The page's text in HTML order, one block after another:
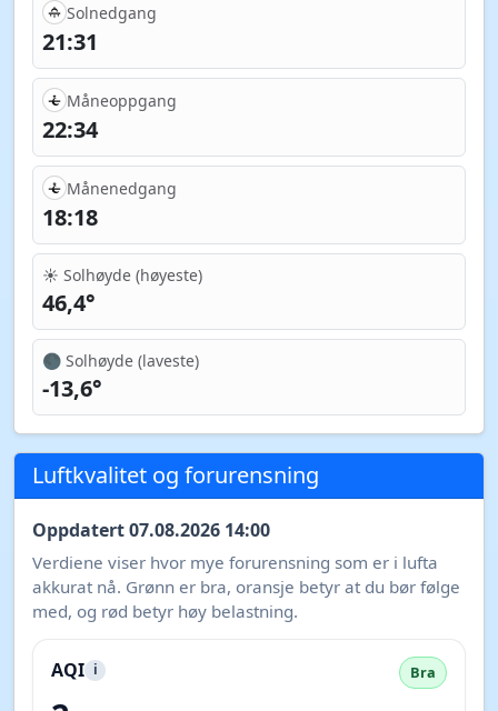
Solnedgang
21:31
Måneoppgang
22:34
Månenedgang
18:18
☀️ Solhøyde (høyeste)
46,4°
🌑 Solhøyde (laveste)
-13,6°
Luftkvalitet og forurensning
Oppdatert 07.08.2026 14:00
Verdiene viser hvor mye forurensning som er i lufta
akkurat nå. Grønn er bra, oransje betyr at du bør følge
med, og rød betyr høy belastning.
AQI i Bra